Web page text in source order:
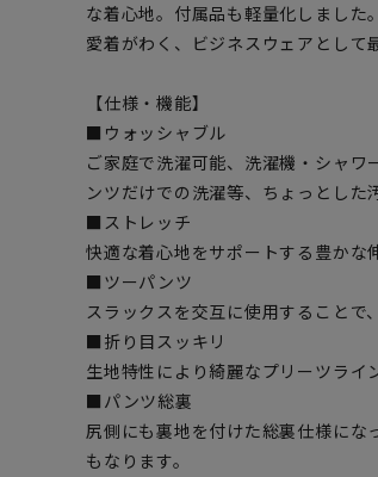
な着心地。付属品も軽量化しまし
愛着がわく、ビジネスウェアとして
【仕様・機能】
■ウォッシャブル
ご家庭で洗濯可能、洗濯機・シャワ
ンツだけでの洗濯等、ちょっとした
■ストレッチ
快適な着心地をサポートする豊かな
■ツーパンツ
スラックスを交互に使用することで
■折り目スッキリ
生地特性により綺麗なプリーツライ
■パンツ総裏
尻側にも裏地を付けた総裏仕様にな
もなります。